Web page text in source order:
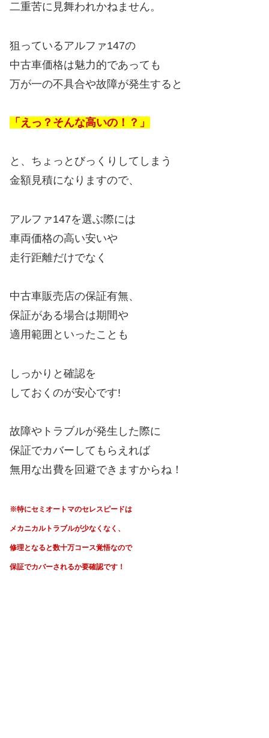
二重苦に見舞われかねません。
狙っているアルファ147の
中古車価格は魅力的であっても
万が一の不具合や故障が発生すると
「えっ？そんな高いの！？」
と、ちょっとびっくりしてしまう
金額見積になりますので、
アルファ147を選ぶ際には
車両価格の高い安いや
走行距離だけでなく
中古車販売店の保証有無、
保証がある場合は期間や
適用範囲といったことも
しっかりと確認を
しておくのが安心です!
故障やトラブルが発生した際に
保証でカバーしてもらえれば
無用な出費を回避できますからね！
※特にセミオートマのセレスピードは
メカニカルトラブルが少なくなく、
修理となると数十万コース覚悟なので
保証でカバーされるか要確認です！